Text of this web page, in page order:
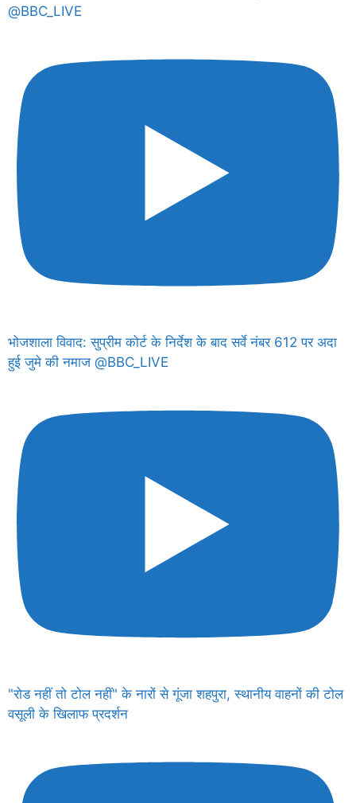
@BBC_LIVE
भोजशाला विवाद: सुप्रीम कोर्ट के निर्देश के बाद सर्वे नंबर 612 पर अदा
हुई जुमे की नमाज @BBC_LIVE
"रोड नहीं तो टोल नहीं" के नारों से गूंजा शहपुरा, स्थानीय वाहनों की टोल
वसूली के खिलाफ प्रदर्शन